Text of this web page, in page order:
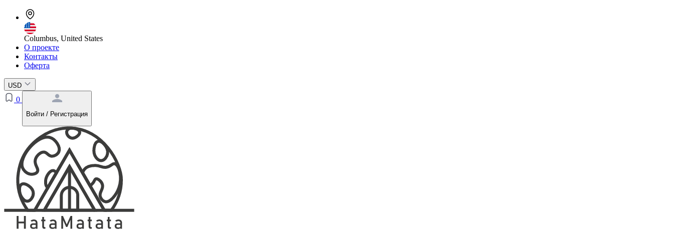
Columbus, United States
О проекте
Контакты
Оферта
USD
0
Войти / Регистрация